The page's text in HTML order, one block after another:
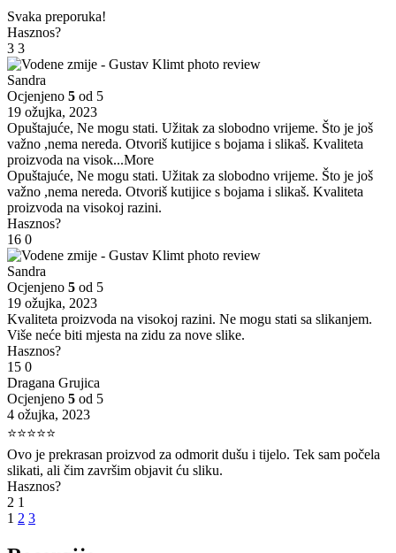
Svaka preporuka!
Hasznos?
3 3
Sandra
Ocjenjeno 5 od 5
19 ožujka, 2023
Opuštajuće, Ne mogu stati. Užitak za slobodno vrijeme. Što je još
važno ,nema nereda. Otvoriš kutijice s bojama i slikaš. Kvaliteta
proizvoda na visok...More
Opuštajuće, Ne mogu stati. Užitak za slobodno vrijeme. Što je još
važno ,nema nereda. Otvoriš kutijice s bojama i slikaš. Kvaliteta
proizvoda na visokoj razini.
Hasznos?
16 0
Sandra
Ocjenjeno 5 od 5
19 ožujka, 2023
Kvaliteta proizvoda na visokoj razini. Ne mogu stati sa slikanjem.
Više neće biti mjesta na zidu za nove slike.
Hasznos?
15 0
Dragana Grujica
Ocjenjeno 5 od 5
4 ožujka, 2023
⭐⭐⭐⭐⭐
Ovo je prekrasan proizvod za odmorit dušu i tijelo. Tek sam počela
slikati, ali čim završim objavit ću sliku.
Hasznos?
2 1
1 2 3